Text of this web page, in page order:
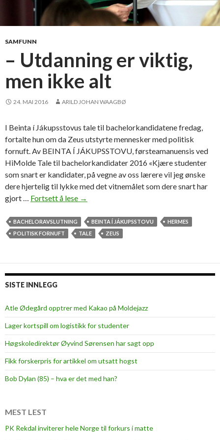
SAMFUNN
– Utdanning er viktig,
men ikke alt
24. MAI 2016 ARILD JOHAN WAAGBØ
I Beinta í Jákupsstovus tale til bachelorkandidatene fredag,
fortalte hun om da Zeus utstyrte mennesker med politisk
fornuft. Av BEINTA Í JÁKUPSSTOVU, førsteamanuensis ved
HiMolde Tale til bachelorkandidater 2016 «Kjære studenter
som snart er kandidater, på vegne av oss lærere vil jeg ønske
dere hjertelig til lykke med det vitnemålet som dere snart har
gjort … Fortsett å lese –
d
e
r
v
i
k
e
→
BACHELORAVSLUTNING BEINTA Í JÁKUPSSTOVU
HERMES
POLITISK FORNUFT
TALE ZEUS
SISTE INNLEGG
Atle Ødegård opptrer med Kakao på Moldejazz
Lager kortspill om logistikk for studenter
Høgskoledirektør Øyvind Sørensen har sagt opp
Fikk forskerpris for artikkel om utsatt hogst
Bob Dylan (85) – hva er det med han?
MEST LEST
PK Rekdal inviterer hele Norge til forkurs i matte